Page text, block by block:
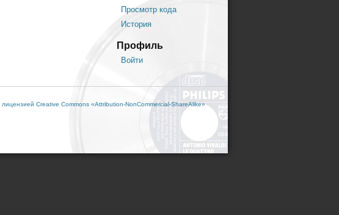
Просмотр кода
История
Профиль
Войти
лицензией Creative Commons «Attribution-NonCommercial-ShareAlike»